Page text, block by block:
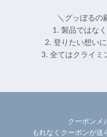
＼グッぼるの
1. 製品ではな
2. 登りたい想い
3. 全てはクライミ
クーポンメ
もれなくクーポンが送